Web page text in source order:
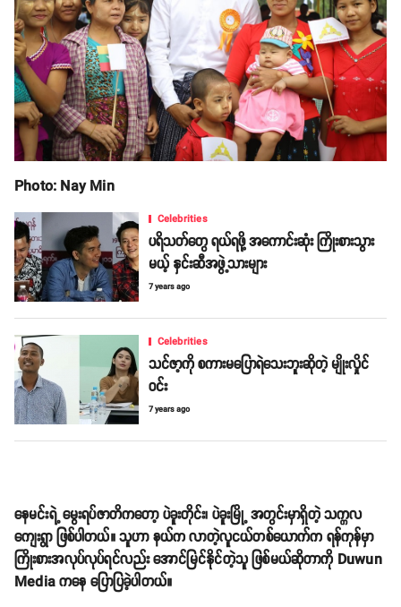
Photo: Nay Min
Celebrities
ပရိသတ်တွေ ရယ်ရဖို့ အကောင်းဆုံး ကြိုးစားသွား
မယ့် နှင်းဆီအဖွဲ့သားများ
7 years ago
Celebrities
သင်ဇာ့ကို စကားမပြောရဲသေးဘူးဆိုတဲ့ မျိုးလှိုင်
ဝင်း
7 years ago
နေမင်းရဲ့ မွေးရပ်ဇာတိကတော့ ပဲခူးတိုင်း၊ ပဲခူးမြို့ အတွင်းမှာရှိတဲ့ သက္ကလ
ကျေးရွာ ဖြစ်ပါတယ်။ သူဟာ နယ်က လာတဲ့လူငယ်တစ်ယောက်က ရန်ကုန်မှာ
ကြိုးစားအလုပ်လုပ်ရင်လည်း အောင်မြင်နိုင်တဲ့သူ ဖြစ်မယ်ဆိုတာကို Duwun
Media ကနေ ပြောပြခဲ့ပါတယ်။